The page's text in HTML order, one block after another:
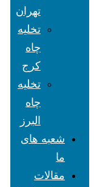
تهران
تخلیه
چاه
کرج
تخلیه
چاه
البرز
شعبه های
ما
مقالات